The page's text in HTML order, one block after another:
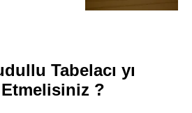
Tabelacı yı
?